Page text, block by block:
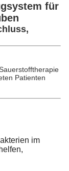
für
Patienten
im